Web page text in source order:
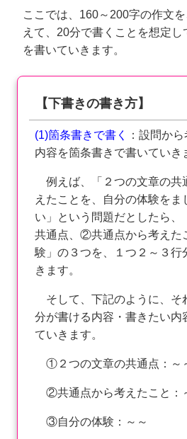
ここでは、160～200字の作文
えて、20分で書くことを想定
を書いていきます。
【下書きの書き方】
(1)箇条書きで書く
：設問か
内容を箇条書きで書いていき
例えば、「２つの文章の共
えたことを、自分の体験をま
い」という問題だとしたら
共通点、②共通点から考え
験」の３つを、１つ２～３行
きます。
そして、下記のように、そ
分が書ける内容・書きたい内
ていきます。
①２つの文章の共通点：～
②共通点から考えたこと：
③自分の体験：～～